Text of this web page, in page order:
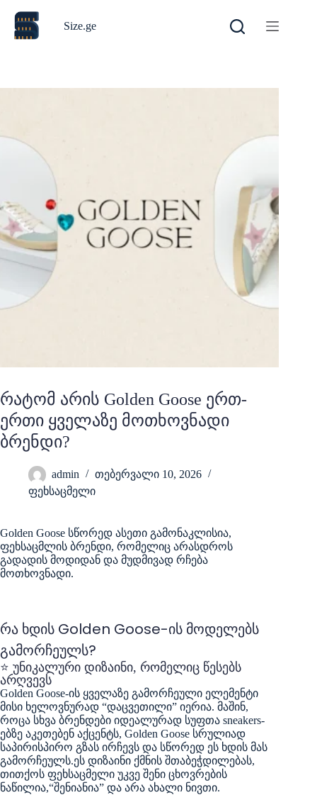
Size.ge
რატომ არის Golden Goose ერთ-
ერთი ყველაზე მოთხოვნადი
ბრენდი?
admin
თებერვალი 10, 2026
ფეხსაცმელი
Golden Goose სწორედ ასეთი გამონაკლისია,
ფეხსაცმლის ბრენდი, რომელიც არასდროს
გადადის მოდიდან და მუდმივად რჩება
მოთხოვნადი.
რა ხდის Golden Goose-ის მოდელებს
გამორჩეულს?
⭐ უნიკალური დიზაინი, რომელიც წესებს
არღვევს
Golden Goose-ის ყველაზე გამორჩეული ელემენტი
მისი ხელოვნურად “დაცვეთილი” იერია. მაშინ,
როცა სხვა ბრენდები იდეალურად სუფთა sneakers-
ებზე აკეთებენ აქცენტს, Golden Goose სრულიად
საპირისპირო გზას ირჩევს და სწორედ ეს ხდის მას
გამორჩეულს.ეს დიზაინი ქმნის შთაბეჭდილებას,
თითქოს ფეხსაცმელი უკვე შენი ცხოვრების
ნაწილია,“შენიანია” და არა ახალი ნივთი.